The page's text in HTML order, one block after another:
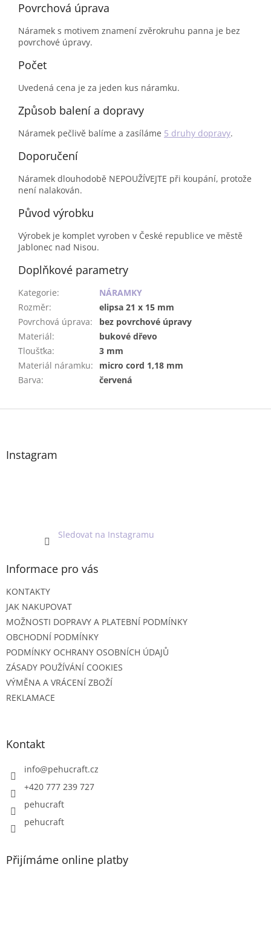
Povrchová úprava
Náramek s motivem znamení zvěrokruhu panna je bez
povrchové úpravy.
Počet
Uvedená cena je za jeden kus náramku.
Způsob balení a dopravy
Náramek pečlivě balíme a zasíláme 5 druhy dopravy.
Doporučení
Náramek dlouhodobě NEPOUŽÍVEJTE při koupání, protože
není nalakován.
Původ výrobku
Výrobek je komplet vyroben v České republice ve městě
Jablonec nad Nisou.
Doplňkové parametry
Kategorie:
NÁRAMKY
Rozměr:
elipsa 21 x 15 mm
Povrchová úprava:
bez povrchové úpravy
Materiál:
bukové dřevo
Tloušťka:
3 mm
Materiál náramku:
micro cord 1,18 mm
Barva: červená
Z
Instagram
Sledovat na Instagramu
Informace pro vás
KONTAKTY
JAK NAKUPOVAT
MOŽNOSTI DOPRAVY A PLATEBNÍ PODMÍNKY
OBCHODNÍ PODMÍNKY
PODMÍNKY OCHRANY OSOBNÍCH ÚDAJŮ
ZÁSADY POUŽÍVÁNÍ COOKIES
VÝMĚNA A VRÁCENÍ ZBOŽÍ
REKLAMACE
Kontakt
info@pehucraft.cz
+420 777 239 727
pehucraft
pehucraft
Přijímáme online platby